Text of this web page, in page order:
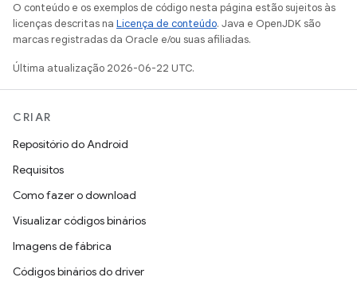
O conteúdo e os exemplos de código nesta página estão sujeitos às
licenças descritas na Licença de conteúdo. Java e OpenJDK são
marcas registradas da Oracle e/ou suas afiliadas.
Última atualização 2026-06-22 UTC.
CRIAR
Repositório do Android
Requisitos
Como fazer o download
Visualizar códigos binários
Imagens de fábrica
Códigos binários do driver